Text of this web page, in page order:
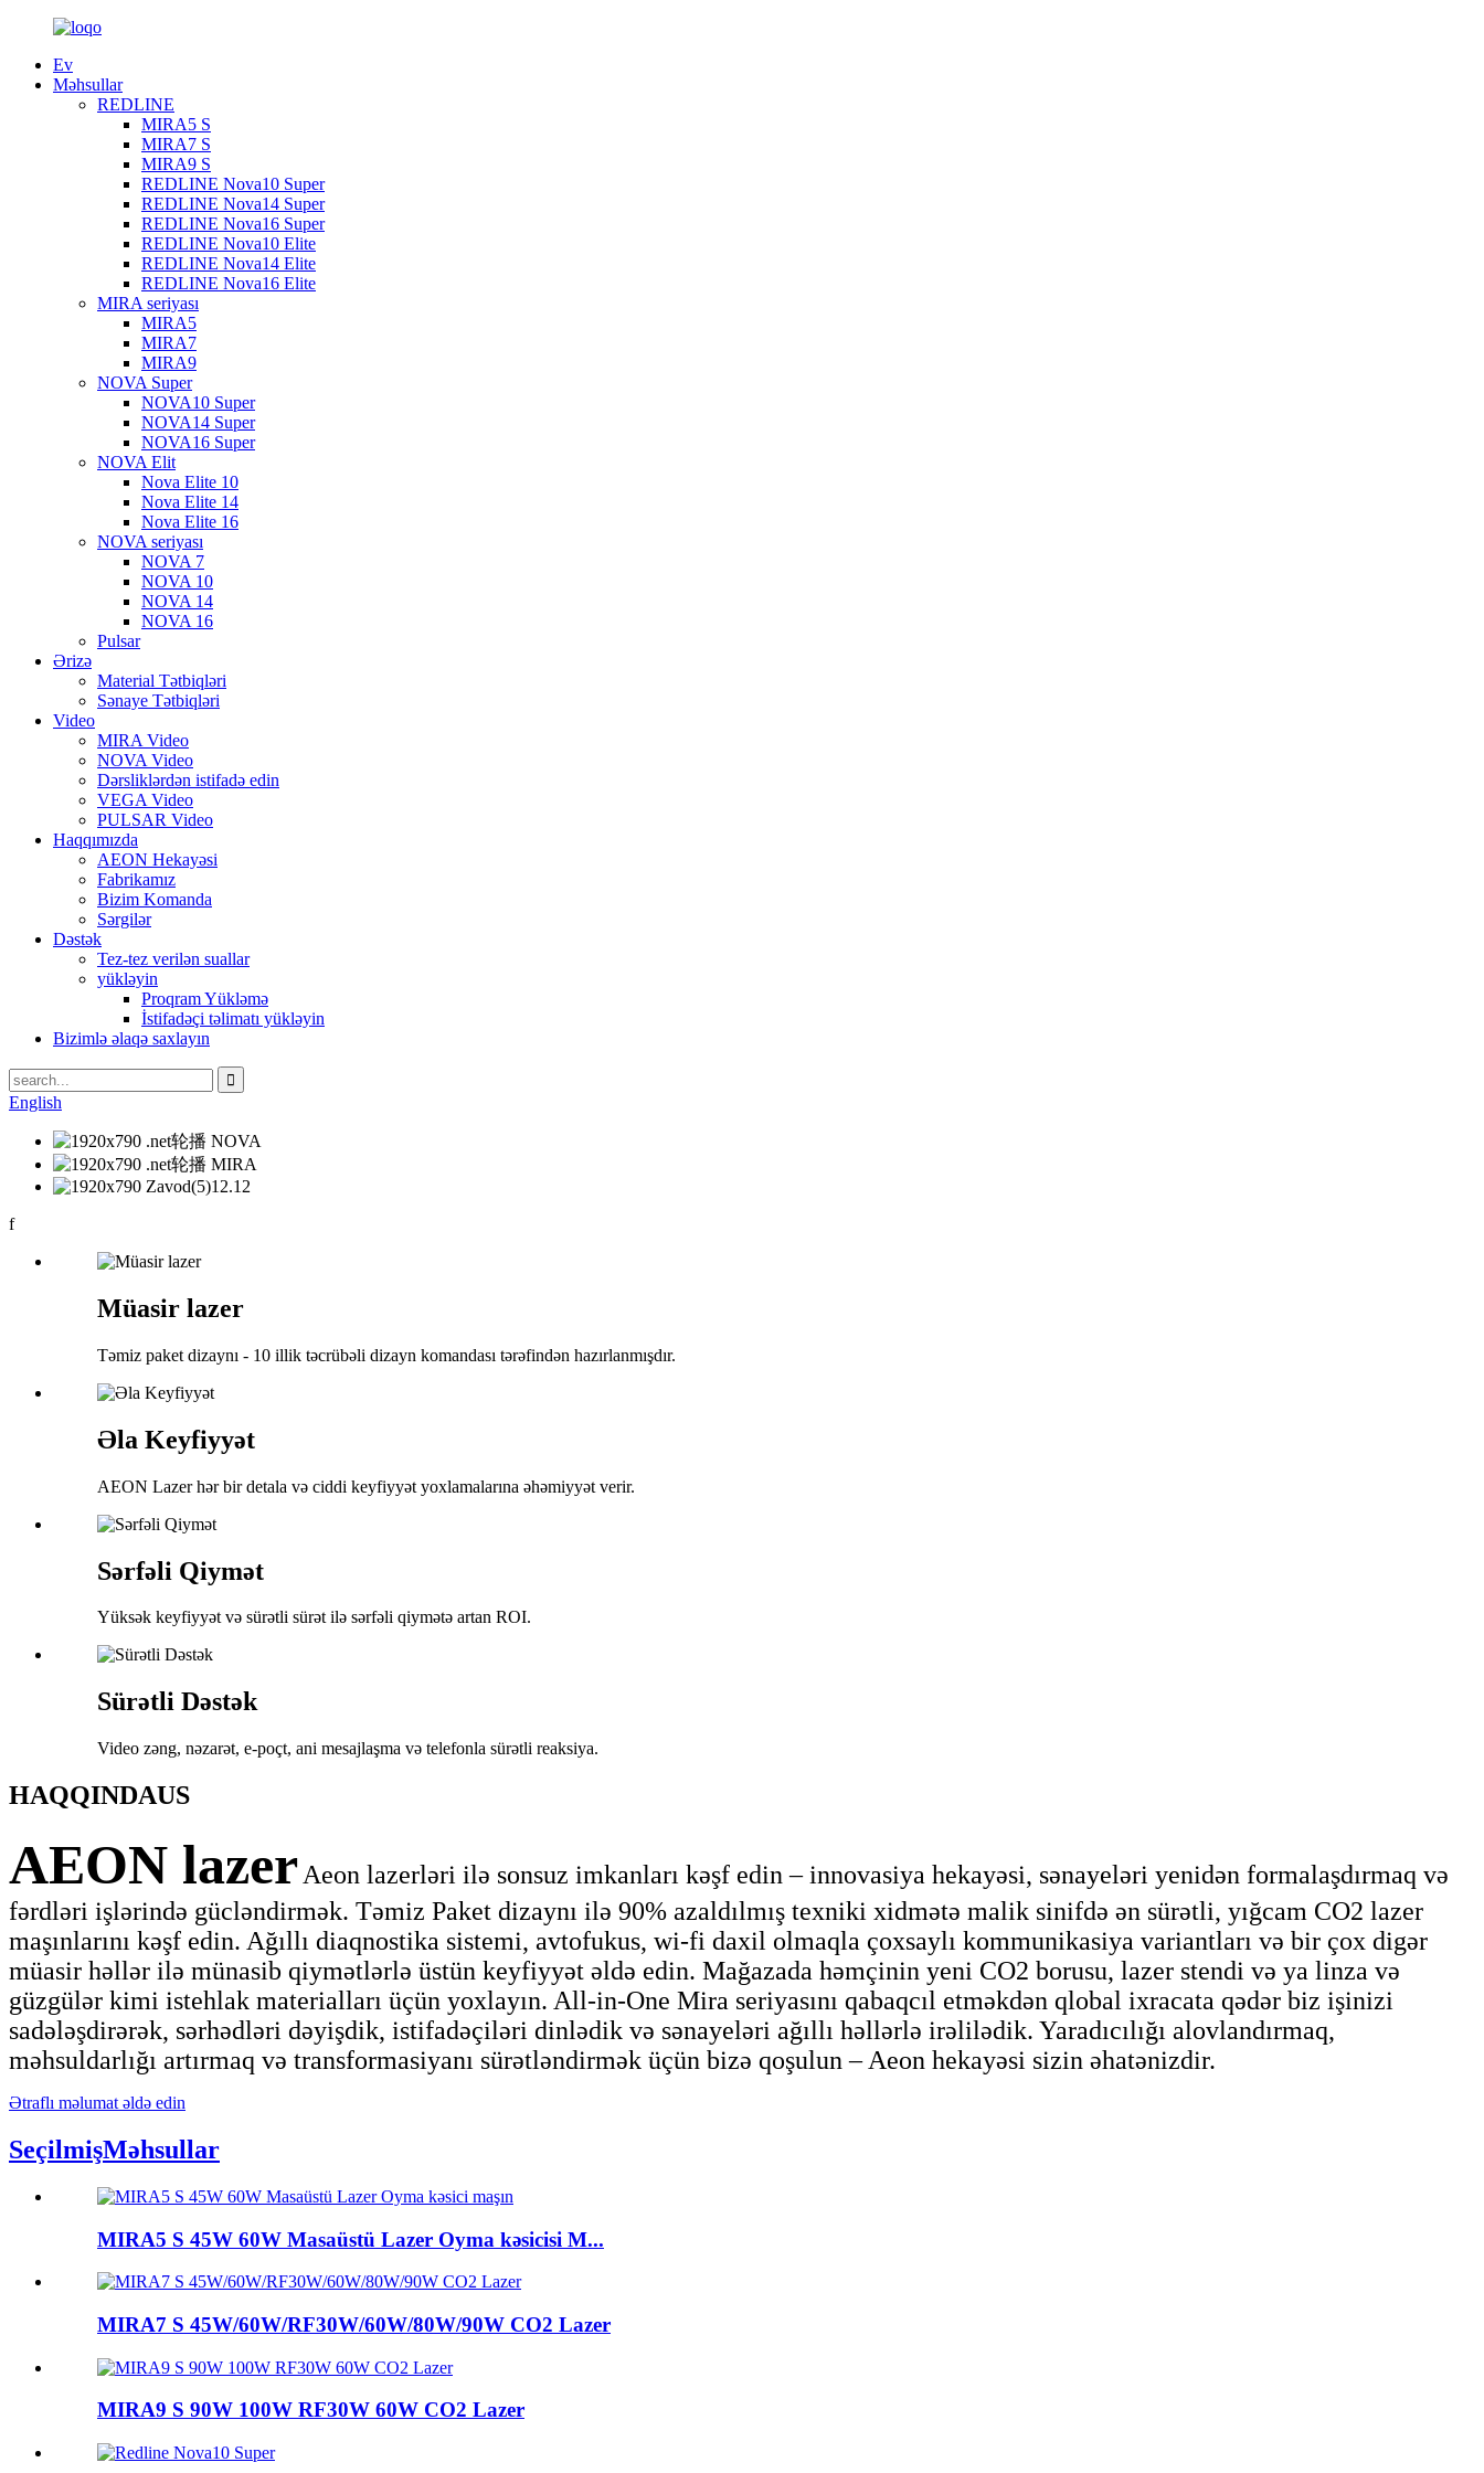
Ev
Məhsullar
REDLINE
MIRA5 S
MIRA7 S
MIRA9 S
REDLINE Nova10 Super
REDLINE Nova14 Super
REDLINE Nova16 Super
REDLINE Nova10 Elite
REDLINE Nova14 Elite
REDLINE Nova16 Elite
MIRA seriyası
MIRA5
MIRA7
MIRA9
NOVA Super
NOVA10 Super
NOVA14 Super
NOVA16 Super
NOVA Elit
Nova Elite 10
Nova Elite 14
Nova Elite 16
NOVA seriyası
NOVA 7
NOVA 10
NOVA 14
NOVA 16
Pulsar
Ərizə
Material Tətbiqləri
Sənaye Tətbiqləri
Video
MIRA Video
NOVA Video
Dərsliklərdən istifadə edin
VEGA Video
PULSAR Video
Haqqımızda
AEON Hekayəsi
Fabrikamız
Bizim Komanda
Sərgilər
Dəstək
Tez-tez verilən suallar
yükləyin
Proqram Yükləmə
İstifadəçi təlimatı yükləyin
Bizimlə əlaqə saxlayın
English
f
Müasir lazer
Təmiz paket dizaynı - 10 illik təcrübəli dizayn komandası tərəfindən hazırlanmışdır.
Əla Keyfiyyət
AEON Lazer hər bir detala və ciddi keyfiyyət yoxlamalarına əhəmiyyət verir.
Sərfəli Qiymət
Yüksək keyfiyyət və sürətli sürət ilə sərfəli qiymətə artan ROI.
Sürətli Dəstək
Video zəng, nəzarət, e-poçt, ani mesajlaşma və telefonla sürətli reaksiya.
HAQQINDAUS
AEON lazer Aeon lazerləri ilə sonsuz imkanları kəşf edin – innovasiya hekayəsi, sənayeləri yenidən formalaşdırmaq və
fərdləri işlərində gücləndirmək. Təmiz Paket dizaynı ilə 90% azaldılmış texniki xidmətə malik sinifdə ən sürətli, yığcam CO2 lazer
maşınlarını kəşf edin. Ağıllı diaqnostika sistemi, avtofukus, wi-fi daxil olmaqla çoxsaylı kommunikasiya variantları və bir çox digər
müasir həllər ilə münasib qiymətlərlə üstün keyfiyyət əldə edin. Mağazada həmçinin yeni CO2 borusu, lazer stendi və ya linza və
güzgülər kimi istehlak materialları üçün yoxlayın. All-in-One Mira seriyasını qabaqcıl etməkdən qlobal ixracata qədər biz işinizi
sadələşdirərək, sərhədləri dəyişdik, istifadəçiləri dinlədik və sənayeləri ağıllı həllərlə irəlilədik. Yaradıcılığı alovlandırmaq,
məhsuldarlığı artırmaq və transformasiyanı sürətləndirmək üçün bizə qoşulun – Aeon hekayəsi sizin əhatənizdir.
Ətraflı məlumat əldə edin
SeçilmişMəhsullar
MIRA5 S 45W 60W Masaüstü Lazer Oyma kəsicisi M...
MIRA7 S 45W/60W/RF30W/60W/80W/90W CO2 Lazer
MIRA9 S 90W 100W RF30W 60W CO2 Lazer